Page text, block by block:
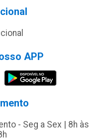
APP
- Seg a Sex | 8h às